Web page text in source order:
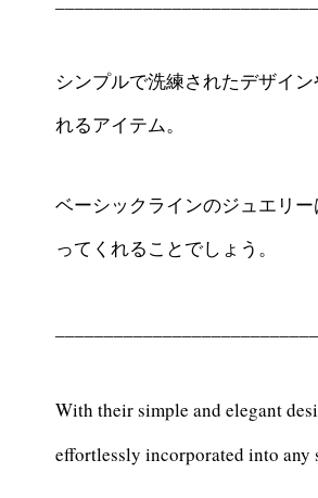
シンプルで洗練されたデザイ
れるアイテム。
ベーシックラインのジュエリ
ってくれることでしょう。
With their simple and elegant
effortlessly incorporated into any